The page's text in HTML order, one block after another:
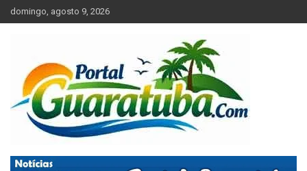
Skip
to
domingo, agosto 9, 2026
Portal Guaratuba